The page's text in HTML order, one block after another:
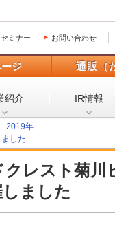
ミナー お問い合わせ
ジ 通販（
紹介 IR情報
2019年
した
レスト菊川
ました